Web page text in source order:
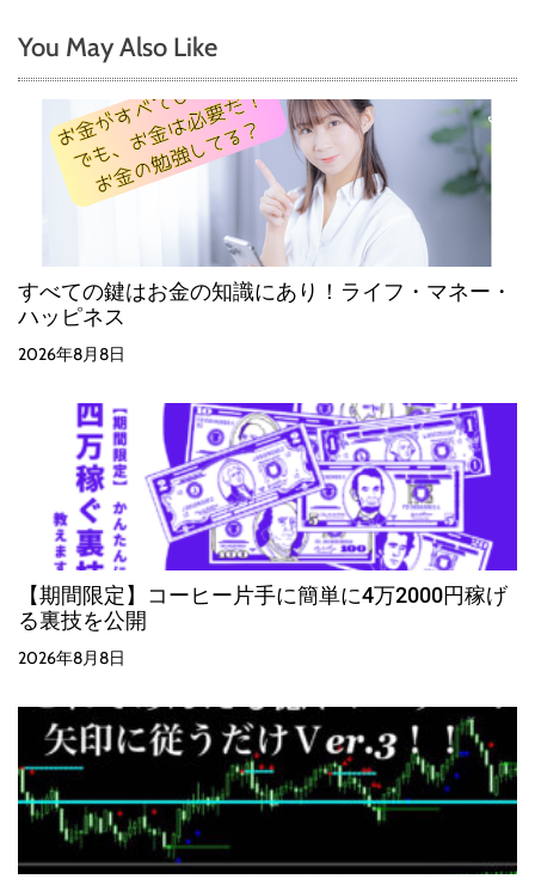
You May Also Like
すべての鍵はお金の知識にあり！ライフ・マネー・
ハッピネス
2026年8月8日
【期間限定】コーヒー片手に簡単に4万2000円稼げ
る裏技を公開
2026年8月8日